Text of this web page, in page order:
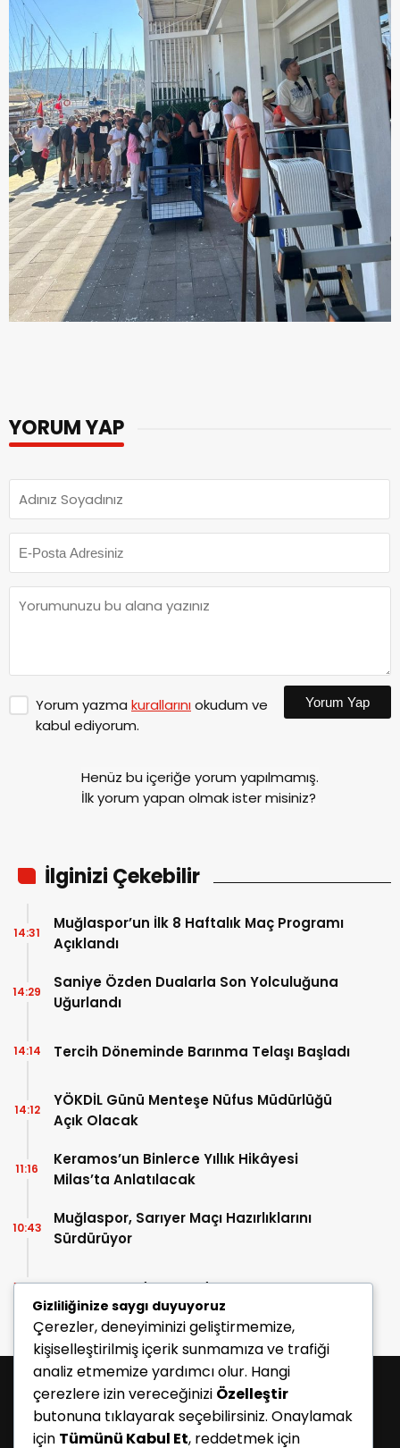
YORUM YAP
Yorum yazma kurallarınıokudum ve
kabul ediyorum.
Yorum Yap
Henüz bu içeriğe yorum yapılmamış.
İlk yorum yapan olmak ister misiniz?
İlginizi Çekebilir
Muğlaspor’un İlk 8 Haftalık Maç Programı
Açıklandı
14:31
Saniye Özden Dualarla Son Yolculuğuna
Uğurlandı
14:29
Tercih Döneminde Barınma Telaşı Başladı
14:14
YÖKDİL Günü Menteşe Nüfus Müdürlüğü
Açık Olacak
14:12
Keramos’un Binlerce Yıllık Hikâyesi
Milas’ta Anlatılacak
11:16
Muğlaspor, Sarıyer Maçı Hazırlıklarını
Sürdürüyor
10:43
Enes Koç Bodrum FK’da
10:41
Gizliliğinize saygı duyuyoruz
Çerezler, deneyiminizi geliştirmemize,
kişiselleştirilmiş içerik sunmamıza ve trafiği
analiz etmemize yardımcı olur. Hangi
çerezlere izin vereceğinizi Özelleştir
butonuna tıklayarak seçebilirsiniz. Onaylamak
için Tümünü Kabul Et, reddetmek için